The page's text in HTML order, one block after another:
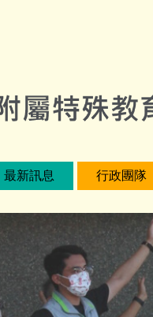
最新訊息 行政團隊